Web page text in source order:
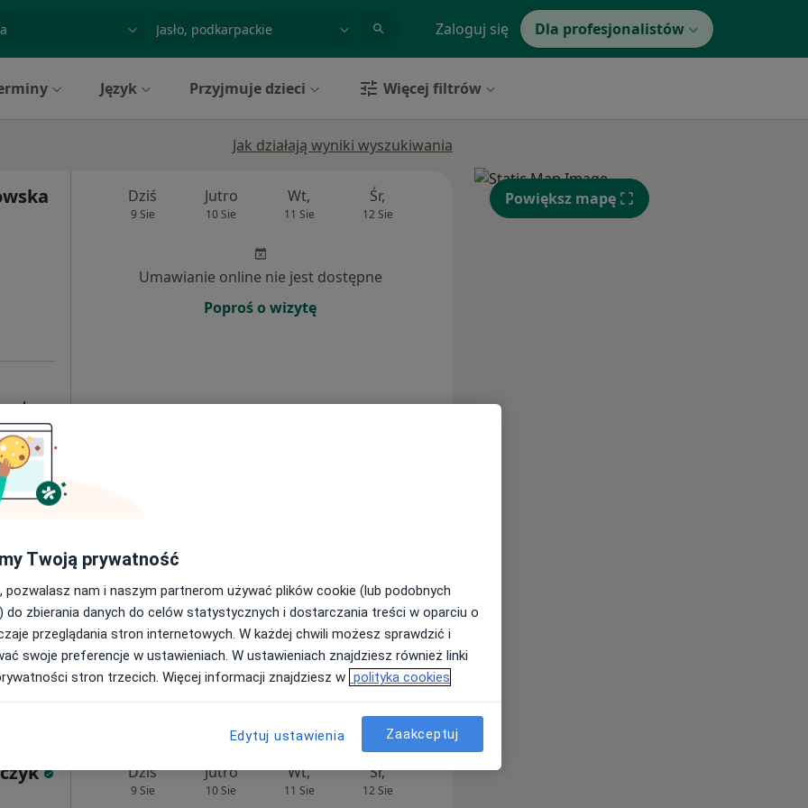
Zaloguj się Dla profesjonalistów
Język Przyjmuje dzieci Więcej filtrów
Jak działają wyniki wyszukiwania
Specjalista Praktyka Lekarska Monika Wickowska Jasło
200 zł
Dziś
9 Sie
Jutro
10 Sie
Wt,
11 Sie
Śr,
12 Sie
Pt, Sob,
Umawianie online nie jest dostępne
Poproś o wizytę
•Mapa
Umawianie online nie jest dostępne
Poproś o wizytę
Dziś
9 Sie
Jutro
10 Sie
Wt,
11 Sie
Śr,
12 Sie
Czw,
Powiększ mapę
Twoją prywatność
pozwalasz nam i naszym partnerom używać plików cookie (lub podobnych
do zbierania danych do celów statystycznych i dostarczania treści w oparciu o
przeglądania stron internetowych. W każdej chwili możesz sprawdzić i
swoje preferencje w ustawieniach. W ustawieniach znajdziesz również linki
stron trzecich. Więcej informacji znajdziesz w polityka cookies
Edytuj ustawienia Zaakceptuj